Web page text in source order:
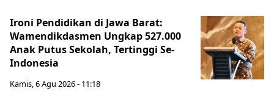
Ironi Pendidikan di Jawa Barat:
Wamendikdasmen Ungkap 527.000
Anak Putus Sekolah, Tertinggi Se-
Indonesia
Kamis, 6 Agu 2026 - 11:18